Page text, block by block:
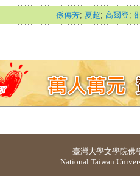
孫傳芳; 夏超; 高爾登;
臺灣大學文學院佛
National Taiwan